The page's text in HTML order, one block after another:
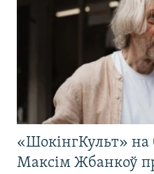
«ШокінгКульт» на
Максім Жбанкоў